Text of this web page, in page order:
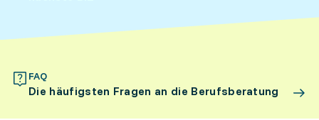
FAQ
Die häufigsten Fragen an die Berufsberatung